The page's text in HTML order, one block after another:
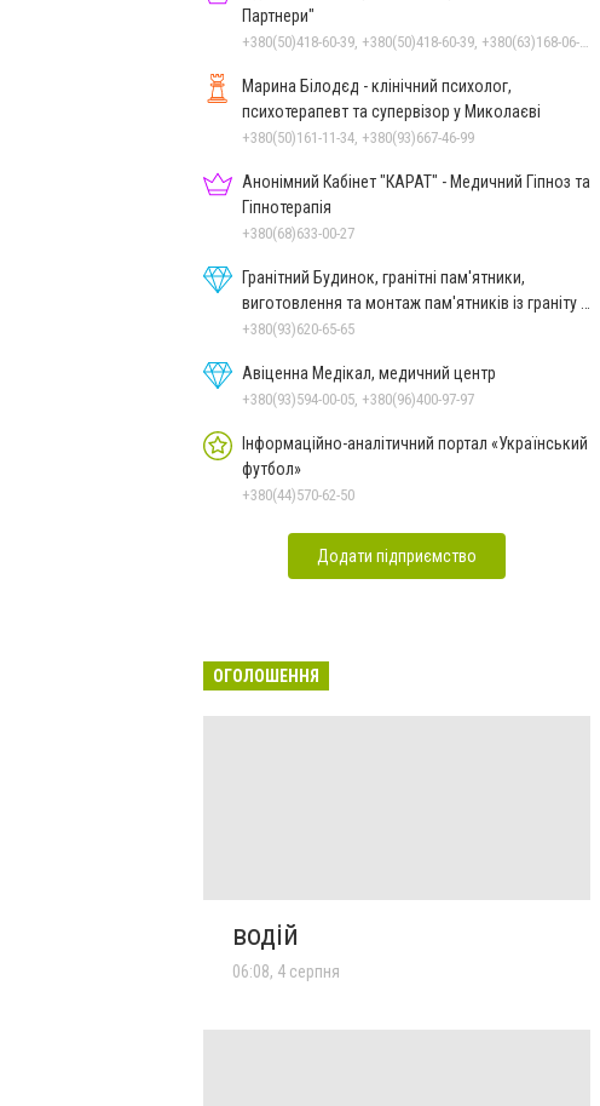
Партнери"
Марина Білодєд - клінічний психолог,
психотерапевт та супервізор у Миколаєві
+380(50)161-11-34, +380(93)667-46-99
Анонімний Кабінет "КАРАТ" - Медичний Гіпноз та
Гіпнотерапія
+380(68)633-00-27
Гранітний Будинок, гранітні пам'ятники,
виготовлення та монтаж пам'ятників із граніту в
Миколаєві
+380(93)620-65-65
Авіценна Медікал, медичний центр
+380(93)594-00-05, +380(96)400-97-97
Інформаційно-аналітичний портал «Український
футбол»
+380(44)570-62-50
Додати підприємство
ОГОЛОШЕННЯ
водій
06:08, 4 серпня